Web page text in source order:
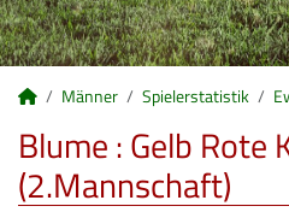
Männer Spielerstatistik
Blume : Gelb Rote
(2.Mannschaft)